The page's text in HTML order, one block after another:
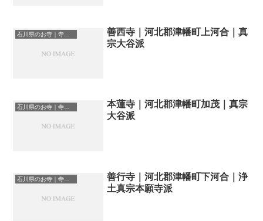
石川県のお寺｜寺院一覧
善西寺｜河北郡津幡町上河合｜真
宗大谷派
石川県のお寺｜寺院一覧
本蓮寺｜河北郡津幡町加茂｜真宗
大谷派
石川県のお寺｜寺院一覧
善行寺｜河北郡津幡町下河合｜浄
土真宗本願寺派